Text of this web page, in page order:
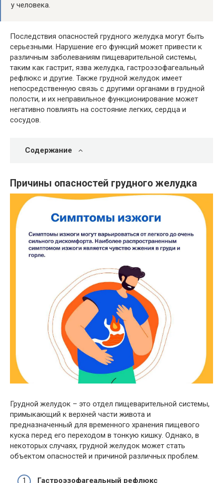
у человека.
Последствия опасностей грудного желудка могут быть
серьезными. Нарушение его функций может привести к
различным заболеваниям пищеварительной системы,
таким как гастрит, язва желудка, гастроэзофагеальный
рефлюкс и другие. Также грудной желудок имеет
непосредственную связь с другими органами в грудной
полости, и их неправильное функционирование может
негативно повлиять на состояние легких, сердца и
сосудов.
Содержание
Причины опасностей грудного желудка
Грудной желудок – это отдел пищеварительной системы,
примыкающий к верхней части живота и
предназначенный для временного хранения пищевого
куска перед его переходом в тонкую кишку. Однако, в
некоторых случаях, грудной желудок может стать
объектом опасностей и причиной различных проблем.
Гастроэзофагеальный рефлюкс